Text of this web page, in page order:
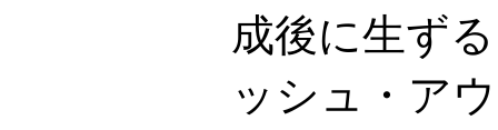
成後に生ず
ッシュ・ア